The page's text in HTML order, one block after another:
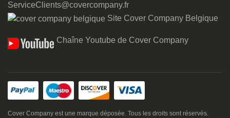
ServiceClients@covercompany.fr
Site Cover Company Belgique
Chaîne Youtube de Cover Company
Cover Company est une marque déposée. Tous les droits sont réservés.